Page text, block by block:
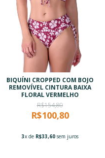
BIQUÍNI CROPPED COM BOJO
REMOVÍVEL CINTURA BAIXA
FLORAL VERMELHO
R$154,80
R$100,80
3x de R$33,60sem juros